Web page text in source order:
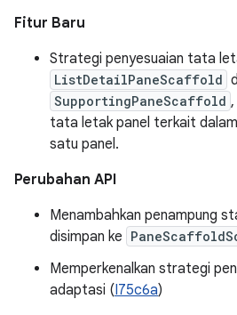
Fitur Baru
Strategi penyesuaian tata
ListDetailPaneScaffold
SupportingPaneScaffold
tata letak panel terkait
satu panel.
Perubahan API
Menambahkan penampung
disimpan ke
Memperkenalkan strategi
adaptasi (I75c6a)